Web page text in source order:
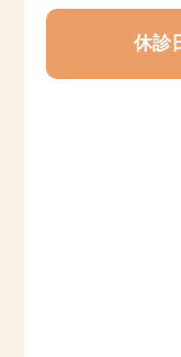
休診